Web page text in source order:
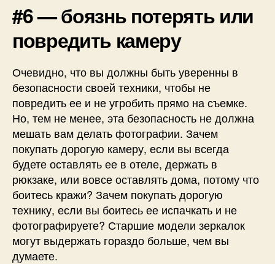
#6 — боязнь потерять или
повредить камеру
Очевидно, что вы должны быть уверенны в
безопасности своей техники, чтобы не
повредить ее и не угробить прямо на съемке.
Но, тем не менее, эта безопасность не должна
мешать вам делать фотографии. Зачем
покупать дорогую камеру, если вы всегда
будете оставлять ее в отеле, держать в
рюкзаке, или вовсе оставлять дома, потому что
боитесь кражи? Зачем покупать дорогую
технику, если вы боитесь ее испачкать и не
фотографируете? Старшие модели зеркалок
могут выдержать гораздо больше, чем вы
думаете.